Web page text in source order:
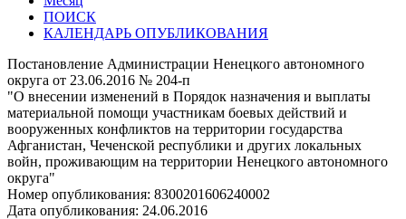
ПОИСК
КАЛЕНДАРЬ ОПУБЛИКОВАНИЯ
Постановление Администрации Ненецкого автономного
округа от 23.06.2016 № 204-п
"О внесении изменений в Порядок назначения и выплаты
материальной помощи участникам боевых действий и
вооруженных конфликтов на территории государства
Афганистан, Чеченской республики и других локальных
войн, проживающим на территории Ненецкого автономного
округа"
Номер опубликования: 8300201606240002
Дата опубликования: 24.06.2016